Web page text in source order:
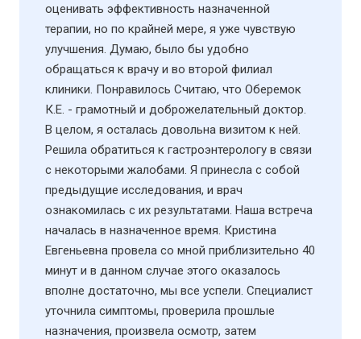
оценивать эффективность назначенной
терапии, но по крайней мере, я уже чувствую
улучшения. Думаю, было бы удобно
обращаться к врачу и во второй филиал
клиники. Понравилось Считаю, что Оберемок
К.Е. - грамотный и доброжелательный доктор.
В целом, я осталась довольна визитом к ней.
Решила обратиться к гастроэнтерологу в связи
с некоторыми жалобами. Я принесла с собой
предыдущие исследования, и врач
ознакомилась с их результатами. Наша встреча
началась в назначенное время. Кристина
Евгеньевна провела со мной приблизительно 40
минут и в данном случае этого оказалось
вполне достаточно, мы все успели. Специалист
уточнила симптомы, проверила прошлые
назначения, произвела осмотр, затем